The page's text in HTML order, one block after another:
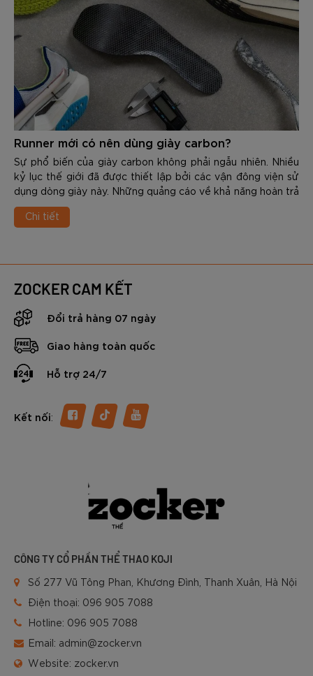
để nâng cao hiệu quả nhé.
Runner mới có nên dùng giày carbon?
Sự phổ biến của giày carbon không phải ngẫu nhiên. Nhiều
kỷ lục thế giới đã được thiết lập bởi các vận đông viện sử
dụng dòng giày này. Những quảng cáo về khả năng hoàn trả
năng lượng, hỗ trợ tăng tốc cũng như cải thiện thành tích
khiến một số người mới bắt đầu tập cũng muốn sở hữu
nhận dưới góc độ khoa học, kỹ thuật chạy hay cả hiệu quả
đầu tư? Trong nội dung dưới đây các bạn hãy cùng Zocker
tìm hiểu chi tiết nhé.
Chi tiết
ZOCKER CAM KẾT
Đổi trả hàng 07 ngày
Giao hàng toàn quốc
Hỗ trợ 24/7
Kết nối:
CÔNG TY CỔ PHẦN THỂ THAO KOJI
Số 277 Vũ Tông Phan, Khương Đình, Thanh Xuân, Hà Nội
Điện thoại: 096 905 7088
Hotline: 096 905 7088
Email: admin@zocker.vn
Website: zocker.vn